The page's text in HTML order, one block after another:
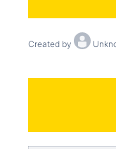
Created by